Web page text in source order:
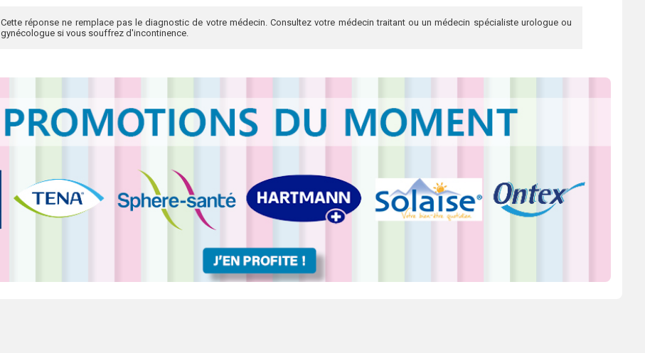
Cette réponse ne remplace pas le diagnostic de votre médecin. Consultez votre médecin traitant ou un médecin spécialiste urologue ou
gynécologue si vous souffrez d'incontinence.